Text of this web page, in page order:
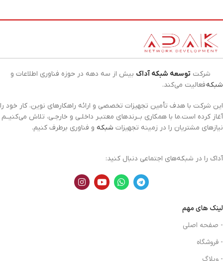
شرکت توسعه شبکه آداک بیش از سه دهه در حوزه فناوری اطلاعات و
شبکهفعالیت می‌کند.
این شرکت با هدف تأمین تجهیزات تخصصی و ارائه راهکارهای نوین، کار خود را
آغاز کرده است.ما با همکاری بــرندهای معتبـر داخلـی و خارجـی، تلاش می‌کنیــم
نیازهای مشتریان را در زمینه تجهیزات شبکه و فناوری برطرف کنیم.
آداک را در شبکه‌های اجتماعی دنبال کنید:
لینک های مهم
- صفحه اصلی
- فروشگاه